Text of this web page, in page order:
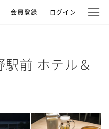
会員登録 ログイン
前 ホテル＆